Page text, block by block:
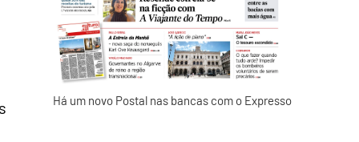
Há um novo Postal nas bancas com o Expresso